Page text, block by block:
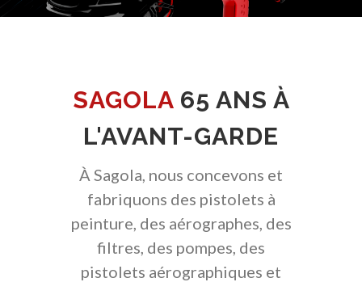
SAGOLA65 ANS À
L'AVANT-GARDE
À Sagola, nous concevons et
fabriquons des pistolets à
peinture, des aérographes, des
filtres, des pompes, des
pistolets aérographiques et